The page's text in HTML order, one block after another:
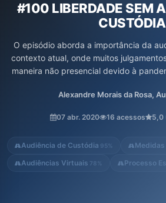
#100 LIBERDADE SEM
CUSTÓDIA
O episódio aborda a importância da
contexto atual, onde muitos
maneira não presencial devido à
bem fundamentadas que apresentem
à presunção de inocência e a
destacado o impacto
Alexandre Morais da Rosa,
07 abr. 2020 16 acessos 5,0
Audiência de Custódia 95%
Audiências Virtuais 78% Processo